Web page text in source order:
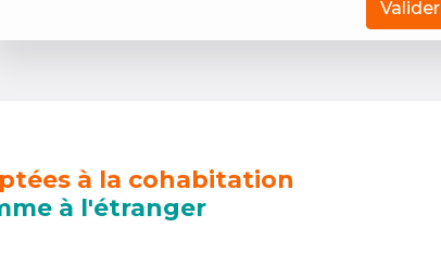
Valider
à la cohabitation
à l'étranger